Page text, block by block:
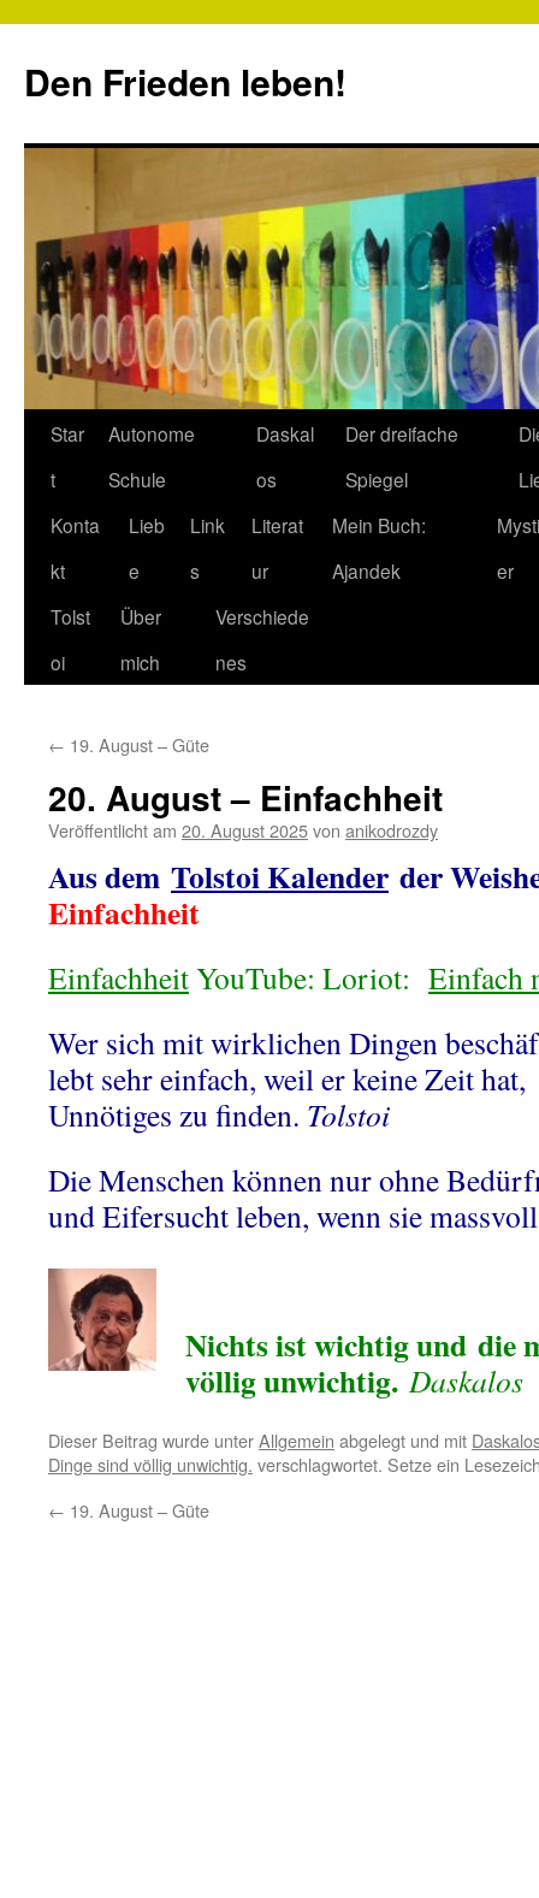
springen
Den Frieden leben!
Star
t
Autonome
Schule
Daskal
os
Der dreifache
Spiegel
Konta
kt
Lieb
e
Link
s
Literat
ur
Mein Buch:
Ajandek
er
Tolst
oi
Über
mich
Verschiede
nes
← 19. August – Güte
20. August – Einfachheit
Veröffentlicht am 20. August 2025von anikodrozdy
Aus dem Tolstoi Kalender der
Einfachheit
EinfachheitYouTube: Loriot: Einfach
Wer sich mit wirklichen Dingen
lebt sehr einfach, weil er keine Zeit hat,
Unnötiges zu finden. Tolstoi
Die Menschen können nur ohne
und Eifersucht leben, wenn sie
Nichts ist wichtig und die
völlig unwichtig.
Dieser Beitrag wurde unterAllgemein abgelegt und mit
Dinge sind völlig unwichtig. verschlagwortet. Setze ein
← 19. August – Güte